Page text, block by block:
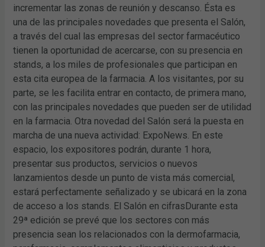
incrementar las zonas de reunión y descanso. Ésta es
una de las principales novedades que presenta el Salón,
a través del cual las empresas del sector farmacéutico
tienen la oportunidad de acercarse, con su presencia en
stands, a los miles de profesionales que participan en
esta cita europea de la farmacia. A los visitantes, por su
parte, se les facilita entrar en contacto, de primera mano,
con las principales novedades que pueden ser de utilidad
en la farmacia. Otra novedad del Salón será la puesta en
marcha de una nueva actividad: ExpoNews. En este
espacio, los expositores podrán, durante 1 hora,
presentar sus productos, servicios o nuevos
lanzamientos desde un punto de vista más comercial,
estará perfectamente señalizado y se ubicará en la zona
de acceso a los stands. El Salón en cifrasDurante esta
29ª edición se prevé que los sectores con más
presencia sean los relacionados con la dermofarmacia,